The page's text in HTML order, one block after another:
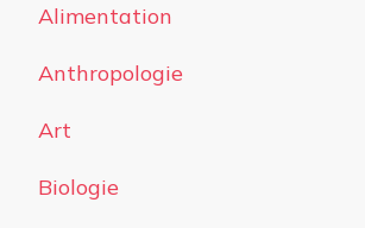
Alimentation
Anthropologie
Art
Biologie